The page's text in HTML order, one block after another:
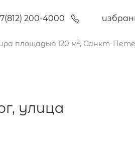
200-4000
площадью 120 м2, Санкт-
улица